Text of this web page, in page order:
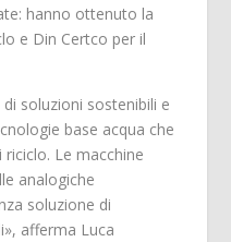
hanno ottenuto la
e Din Certco per il
soluzioni sostenibili e
base acqua che
Le macchine
analogiche
soluzione di
afferma Luca